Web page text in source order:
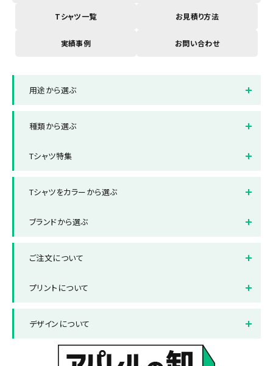
Tシャツ一覧 お見積り方法
実績事例 お問い合わせ
用途から選ぶ
クラスTシャツ
種類から選ぶ
半袖Tシャツ
レディースサイズTシャツ
Tシャツ特集
ツ
Tシャツをカラーから選ぶ
ホワイト
グレー
ネイビー
サックス
ブランドから選ぶ
ご注文について
納品までの流れ
よくある質問集
プリントについて
デザインについて
データ作成・入稿方法